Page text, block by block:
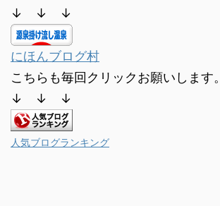
↓ ↓ ↓
にほんブログ村
こちらも毎回クリックお願いします。
↓ ↓ ↓
人気ブログランキング